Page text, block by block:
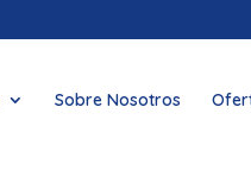
Sobre Nosotros